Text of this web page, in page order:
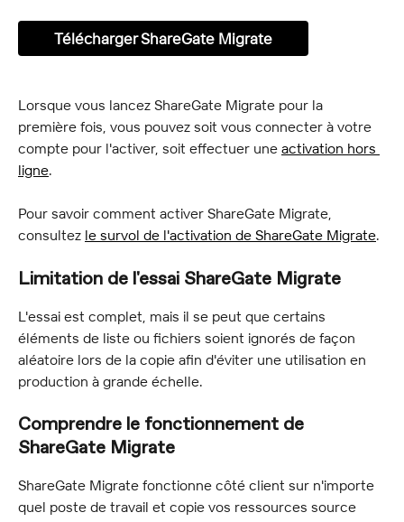
Télécharger ShareGate Migrate
Lorsque vous lancez ShareGate Migrate pour la
première fois, vous pouvez soit vous connecter à votre
compte pour l'activer, soit effectuer une activation hors
ligne.
Pour savoir comment activer ShareGate Migrate,
consultez le survol de l'activation de ShareGate Migrate.
Limitation de l'essai ShareGate Migrate
L'essai est complet, mais il se peut que certains
éléments de liste ou fichiers soient ignorés de façon
aléatoire lors de la copie afin d'éviter une utilisation en
production à grande échelle.
Comprendre le fonctionnement de
ShareGate Migrate
ShareGate Migrate fonctionne côté client sur n'importe
quel poste de travail et copie vos ressources source